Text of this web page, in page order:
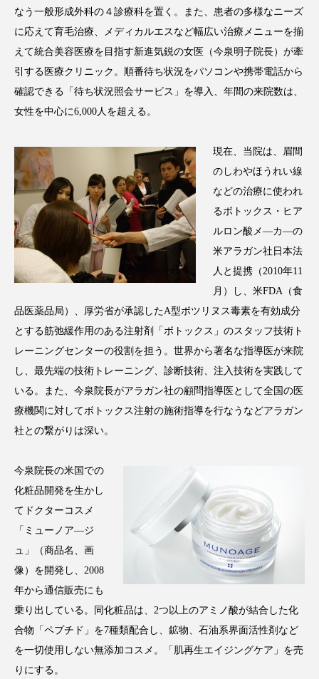
エクソソーム オーガニック オゾン
カウンセラー カウンセリング
クローズアップ ケーススタディ
コグニティブヘルス コスト削減
コネクテッド・ビューティ コミュニケーション
コルチゾール サステナビリティ
サステナブル美容 サプライチェーン
サロン経営 サロン連略 シャネル
スカルプ クレンジング 頻度 スカルプケア
スキンケアルーティン ストレス
スマートウォッチ スマートパッチ
スマートリング セーフプレイス セラミド
ソーシャルウェルネス ソーシャルコマース
タンパク質 ディープクレンジング
なう一般形成外科の４診療科を置く。また、患者の多様なニーズ
に応えて育毛治療、メディカルエスなど幅広い治療メニューを揃
えて統合美容医療を目指す新進気鋭の女医（今泉明子院長）が牽
引する医療クリニック。順番待ち状況をパソコンや携帯電話から
確認できる「待ち状況照会サービス」を導入、年間の来院数は、
女性を中心に6,000人を超える。
現在、当院は、眉間
のしわやほうれい線
などの治療に使われ
るボトックス・ヒア
ルロン酸メ―カ―の
米アラガン社日本法
人と提携（2010年11
月）し、米FDA（食
品医薬品局）、厚労省が承認したA型ボツリヌス毒素を有効成分
とする筋弛緩作用のある注射剤「ボトックス」のスタッフ技術ト
レーニングセンターの役割を担う。世界から著名な指導医が来院
し、最先端の技術トレーニング、診断技術、注入技術を実践して
いる。また、今泉院長がアラガン社の顧問指導医として全国の医
療機関に対してボトックス注射の施術指導を行なうなどアラガン
社との繋がりは深い。
今泉院長の米国での
化粧品開発を生かし
てドクターコスメ
「ミューノア―ジ
ュ」（商品名、画
像）を開発し、2008
年から通信販売にも
乗り出している。同化粧品は、2つ以上のアミノ酸が結合した化
合物「ペプチド」を7種類配合し、鉱物、石油系界面活性剤など
を一切使用しない無添加コスメ。「肌再生エイジングケア」を売
りにする。